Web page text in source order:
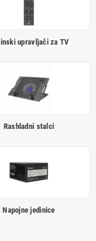
upravljači za TV
Rashladni stalci
Napojne jedinice